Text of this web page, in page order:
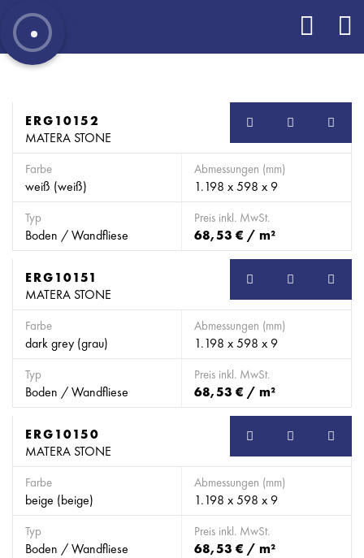
ERG10152
MATERA STONE
Farbe
weiß (weiß)
Abmessungen (mm)
1.198 x 598 x 9
Typ
Boden / Wandfliese
Preis inkl. MwSt.
68,53 € / m²
ERG10151
MATERA STONE
Farbe
dark grey (grau)
Abmessungen (mm)
1.198 x 598 x 9
Typ
Boden / Wandfliese
Preis inkl. MwSt.
68,53 € / m²
ERG10150
MATERA STONE
Farbe
beige (beige)
Abmessungen (mm)
1.198 x 598 x 9
Typ
Boden / Wandfliese
Preis inkl. MwSt.
68,53 € / m²